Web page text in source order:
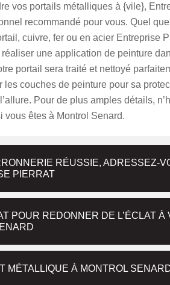
vos portails métalliques à {vile},
recommandé pour vous. Quel
cuivre, fer ou en acier Entreprise
réaliser une application de peinture
portail sera traité et nettoyé
les couches de peinture pour sa
Pour de plus amples détails,
vous êtes à Montrol Senard.
RÉUSSIE, ADRESSEZ-
PIERRAT
POUR REDONNER DE L’ÉCLAT À
MÉTALLIQUE À MONTROL